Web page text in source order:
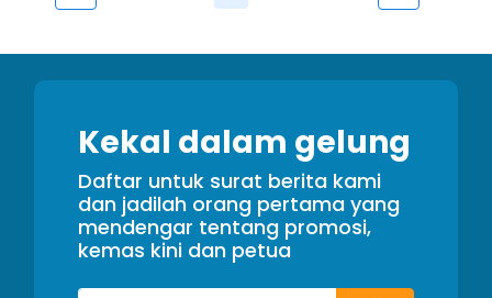
Kekal dalam gelung
Daftar untuk surat berita kami
dan jadilah orang pertama yang
mendengar tentang promosi,
kemas kini dan petua